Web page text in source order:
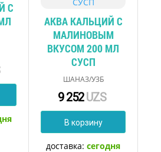
С
АКВА КАЛЬЦИЙ С
МАЛИНОВЫМ
ВКУСОМ 200 МЛ
СУСП
ШАНАЗ/УЗБ
9 252UZS
В корзину
доставка:сегодня